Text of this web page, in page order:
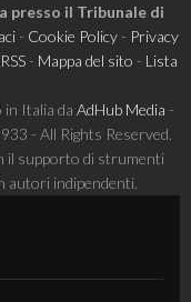
il Tribunale di
- Cookie Policy- Privacy
- Mappa del sito - Lista
in Italia da AdHub Media -
- All Rights Reserved.
il supporto di strumenti
autori indipendenti.